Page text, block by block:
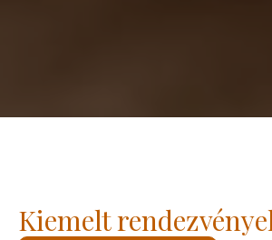
Kiemelt